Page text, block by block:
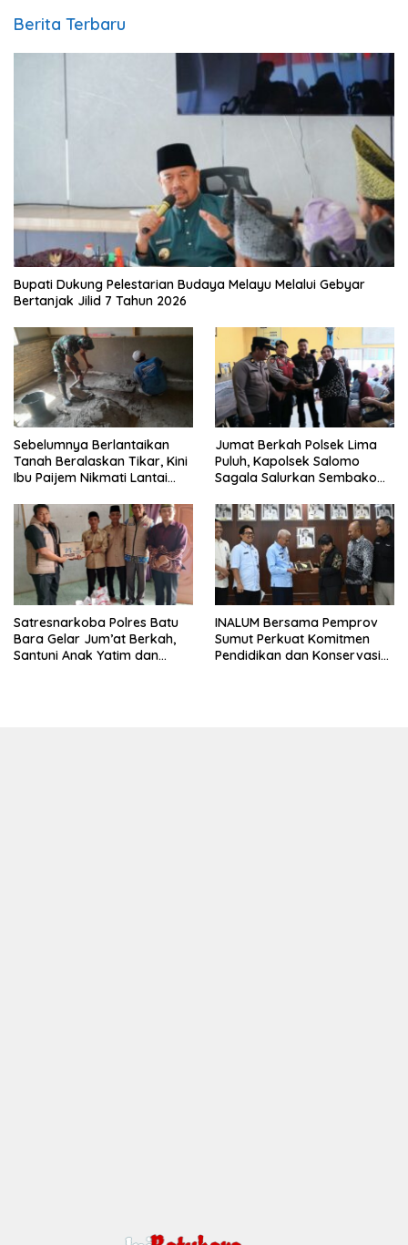
Berita Terbaru
Bupati Dukung Pelestarian Budaya Melayu Melalui Gebyar
Bertanjak Jilid 7 Tahun 2026
Sebelumnya Berlantaikan
Tanah Beralaskan Tikar, Kini
Ibu Paijem Nikmati Lantai
Satgas TMMD Ke-129 Kodim
0208/Asahan
Jumat Berkah Polsek Lima
Puluh, Kapolsek Salomo
Sagala Salurkan Sembako
Gambus
Satresnarkoba Polres Batu
Bara Gelar Jum’at Berkah,
Santuni Anak Yatim dan
INALUM Bersama Pemprov
Sumut Perkuat Komitmen
Pendidikan dan Konservasi